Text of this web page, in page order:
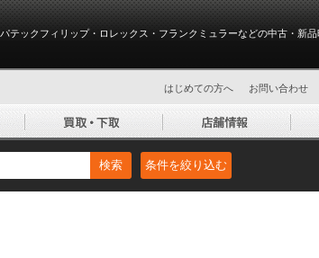
パテックフィリップ・ロレックス・フランクミュラーなどの中古・新
はじめての方へ お問い合わせ
検索 条件を絞り込む